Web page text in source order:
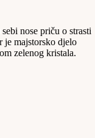
nose priču o strasti
je majstorsko djelo
zelenog kristala.